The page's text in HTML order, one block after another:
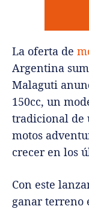
La oferta de
Argentina
Malaguti
150cc, un
tradicional de
motos
crecer en los
Con este
ganar terreno